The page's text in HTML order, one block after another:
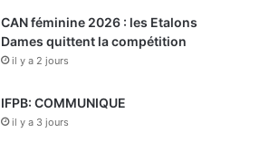
CAN féminine 2026 : les Etalons
Dames quittent la compétition
il y a 2 jours
IFPB: COMMUNIQUE
il y a 3 jours